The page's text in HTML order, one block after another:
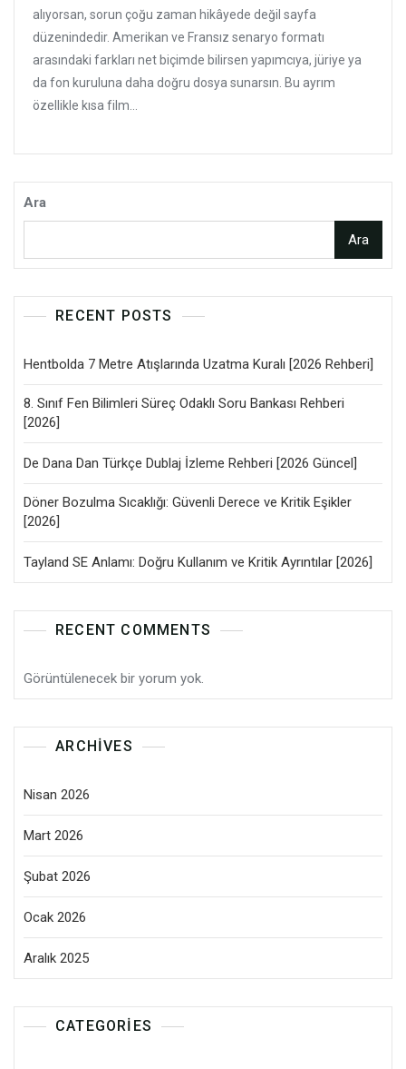
alıyorsan, sorun çoğu zaman hikâyede değil sayfa
düzenindedir. Amerikan ve Fransız senaryo formatı
arasındaki farkları net biçimde bilirsen yapımcıya, jüriye ya
da fon kuruluna daha doğru dosya sunarsın. Bu ayrım
özellikle kısa film...
Ara
Ara
RECENT POSTS
Hentbolda 7 Metre Atışlarında Uzatma Kuralı [2026 Rehberi]
8. Sınıf Fen Bilimleri Süreç Odaklı Soru Bankası Rehberi
[2026]
De Dana Dan Türkçe Dublaj İzleme Rehberi [2026 Güncel]
Döner Bozulma Sıcaklığı: Güvenli Derece ve Kritik Eşikler
[2026]
Tayland SE Anlamı: Doğru Kullanım ve Kritik Ayrıntılar [2026]
RECENT COMMENTS
Görüntülenecek bir yorum yok.
ARCHIVES
Nisan 2026
Mart 2026
Şubat 2026
Ocak 2026
Aralık 2025
CATEGORIES